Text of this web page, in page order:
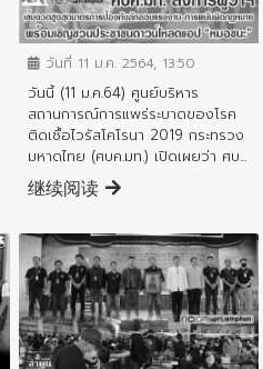
ข่าวประชาสัมพันธ์
วันที่ 11 ม.ค. 2564, 13:50
วันนี้ (11 ม.ค.64) ศูนย์บริหาร
สถานการณ์การแพร่ระบาดของโรค
ติดเชื้อไวรัสโคโรนา 2019 กระทรวง
มหาดไทย (ศบค.มท.) เปิดเผยว่า ศบ...
继续阅读